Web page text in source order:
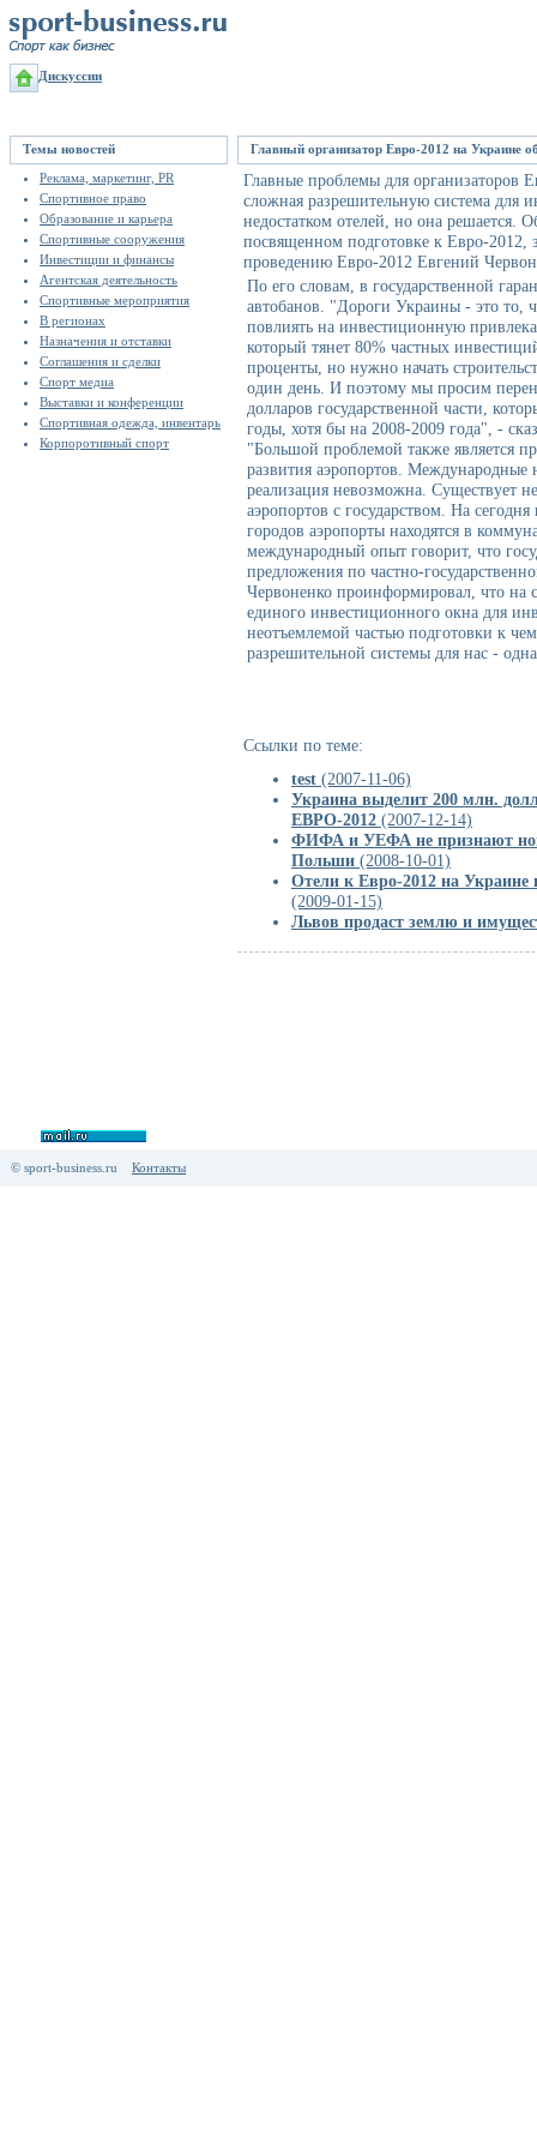
Дискуссии
Темы новостей
Реклама, маркетинг, PR
Спортивное право
Образование и карьера
Спортивные сооружения
Инвестиции и финансы
Агентская деятельность
Спортивные мероприятия
В регионах
Назначения и отставки
Соглашения и сделки
Спорт медиа
Выставки и конференции
Спортивная одежда, инвентарь
Корпоротивный спорт
Главный организатор Евро-2012 на Украине
Главные проблемы для организаторов
сложная разрешительную система для
недостатком отелей, но она решается.
посвященном подготовке к Евро-2012,
проведению Евро-2012 Евгений
По его словам, в государственной
автобанов. "Дороги Украины - это то,
повлиять на инвестиционную
который тянет 80% частных
проценты, но нужно начать
один день. И поэтому мы просим
долларов государственной части,
годы, хотя бы на 2008-2009 года", -
"Большой проблемой также является
развития аэропортов. Международные
реализация невозможна. Существует
аэропортов с государством. На
городов аэропорты находятся в
международный опыт говорит, что
предложения по частно-
Червоненко проинформировал, что на
единого инвестиционного окна для
неотъемлемой частью подготовки к
разрешительной системы для нас -
Ссылки по теме:
test (2007-11-06)
Украина выделит 200 млн.
ЕВРО-2012 (2007-12-14)
ФИФА и УЕФА не признают
Польши (2008-10-01)
Отели к Евро-2012 на
(2009-01-15)
Львов продаст землю и
© sport-business.ru Контакты